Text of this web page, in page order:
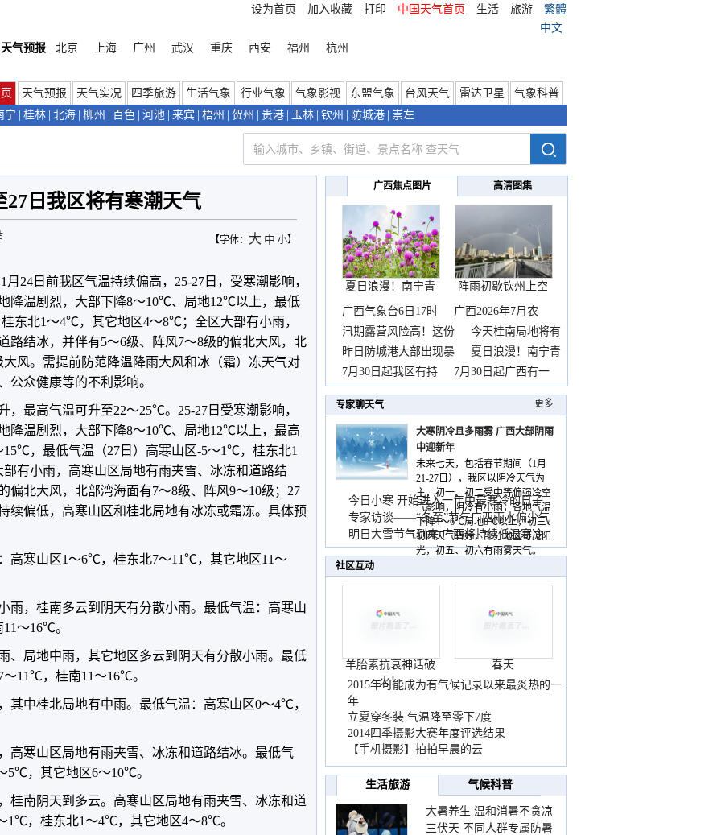
设为首页 加入收藏 打印 中国天气首页 生活 旅游
繁體
中文
天气预报
北京 上海 广州 武汉 重庆 西安 福州 杭州
天气预报 天气实况 四季旅游 生活气象 行业气象 气象影视 东盟气象 台风天气 雷达卫星
气象科普
宁
桂林 北海 柳州 百色 河池 来宾 梧州 贺州 贵港 玉林 钦州 防城港 崇左
27日我区将有寒潮天气
【字体： 大 中 小】
24日前我区气温持续偏高，25-27日，受寒潮影响，
降温剧烈，大部下降8～10℃、局地12℃以上，最低
东北1～4℃，其它地区4～8℃；全区大部有小雨，
路结冰，并伴有5～6级、阵风7～8级的偏北大风，北
风。需提前防范降温降雨大风和冰（霜）冻天气对
公众健康等的不利影响。
，最高气温可升至22～25℃。25-27日受寒潮影响，
降温剧烈，大部下降8～10℃、局地12℃以上，最高
，最低气温（27日）高寒山区-5～1℃，桂东北1
有小雨，高寒山区局地有雨夹雪、冰冻和道路结
偏北大风，北部湾海面有7～8级、阵风9～10级；27
续偏低，高寒山区和桂北局地有冰冻或霜冻。具体预
高寒山区1～6℃，桂东北7～11℃，其它地区11～
雨，桂南多云到阴天有分散小雨。最低气温：高寒山
～16℃。
、局地中雨，其它地区多云到阴天有分散小雨。最低
11℃，桂南11～16℃。
其中桂北局地有中雨。最低气温：高寒山区0～4℃，
高寒山区局地有雨夹雪、冰冻和道路结冰。最低气
5℃，其它地区6～10℃。
桂南阴天到多云。高寒山区局地有雨夹雪、冰冻和道
1℃，桂东北1～4℃，其它地区4～8℃。
广西焦点图片 高清图集
夏日浪漫！南宁青
秀山
阵雨初歇钦州上空
邂逅
广西气象台6日17时
广西2026年7月农
汛期露营风险高！这份
今天桂南局地将有
暴雨
昨日防城港大部出现暴
夏日浪漫！南宁青
秀山
7月30日起我区有持 7月30日起广西有一
专家聊天气 更多
大寒阴冷且多雨雾 广西大部阴雨
中迎新年
未来七天，包括春节期间（1月
21-27日），我区以阴冷天气为
主，初一、初二受中等偏强冷空
气影响，阴冷有小雨，各地气温
下降4～6℃局地8℃以上，初三、
初四天气转好，部分地区可见阳
光，初五、初六有雨雾天气。
今日小寒 开始进入一年中最寒冷的日子
专家访谈——“冬至”节气广西雨水偏少气
温低
明日大雪节气到来 广西将持续低温寒冷
天气
社区互动
羊胎素抗衰神话破
灭！
春天
2015年可能成为有气候记录以来最炎热的一
年
立夏穿冬装 气温降至零下7度
2014四季摄影大赛年度评选结果
【手机摄影】拍拍早晨的云
生活旅游 气候科普
大暑养生 温和消暑不贪凉
三伏天 不同人群专属防暑